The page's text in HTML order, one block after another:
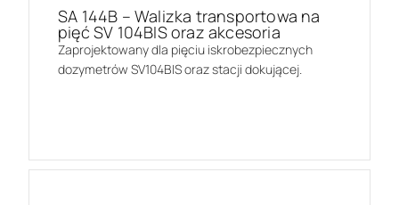
SA 144B – Walizka transportowa na
pięć SV 104BIS oraz akcesoria
Zaprojektowany dla pięciu iskrobezpiecznych
dozymetrów SV104BIS oraz stacji dokującej.